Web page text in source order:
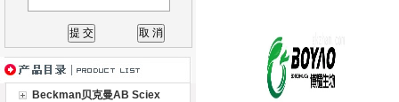
Beckman贝克曼AB Sciex